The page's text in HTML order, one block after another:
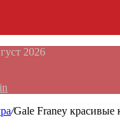
2026
/Gale Franey красивые